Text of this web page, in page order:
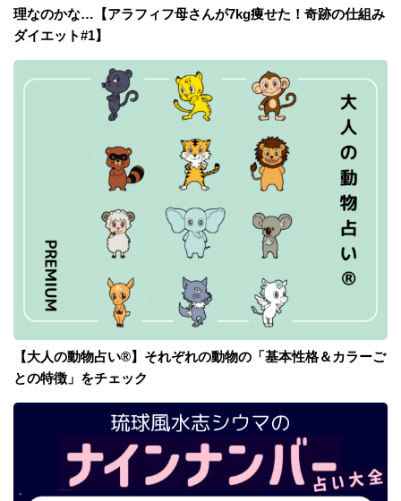
理なのかな…【アラフィフ母さんが7kg痩せた！奇跡の仕組み
ダイエット#1】
【大人の動物占い®】それぞれの動物の「基本性格＆カラーご
との特徴」をチェック